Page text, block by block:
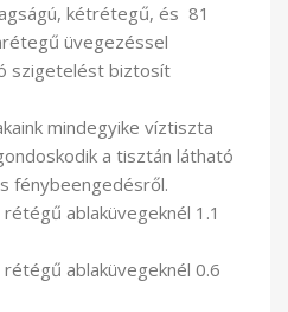
kétrétegű, és 81
üvegezéssel
szigetelést biztosít
mindegyike víztiszta
a tisztán látható
fénybeengedésről.
ablaküvegeknél 1.1
ablaküvegeknél 0.6